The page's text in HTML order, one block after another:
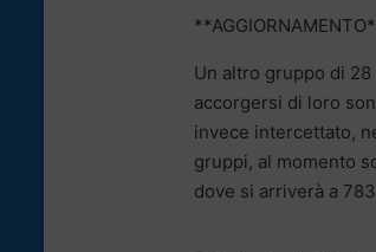
Un altro gruppo di
accorgersi di loro
invece intercettato,
gruppi, al momento
dove si arriverà a